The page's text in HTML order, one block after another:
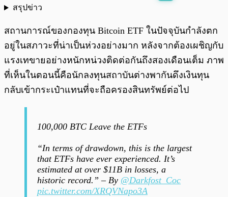
สรุปข่าว
สถานการณ์ของกองทุน Bitcoin ETF ในปัจจุบันกำลังตก
อยู่ในสภาวะที่น่าเป็นห่วงอย่างมาก หลังจากต้องเผชิญกับ
แรงเทขายอย่างหนักหน่วงติดต่อกันถึงสองเดือนเต็ม ภาพ
ที่เห็นในตอนนี้คือนักลงทุนสถาบันต่างพากันดึงเงินทุน
กลับเข้ากระเป๋าแทนที่จะถือครองสินทรัพย์ต่อไป
100,000 BTC Leave the ETFs
“In terms of drawdown, this is the largest
that ETFs have ever experienced. It’s
estimated at over $11B in losses, a
historic record.” – By @Darkfost_Coc
pic.twitter.com/XRQVNapo3A